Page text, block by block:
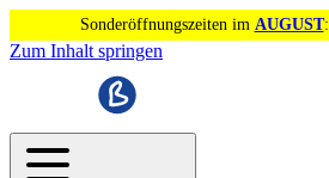
Sonderöffnungszeiten im AUGUST:
Zum Inhalt springen